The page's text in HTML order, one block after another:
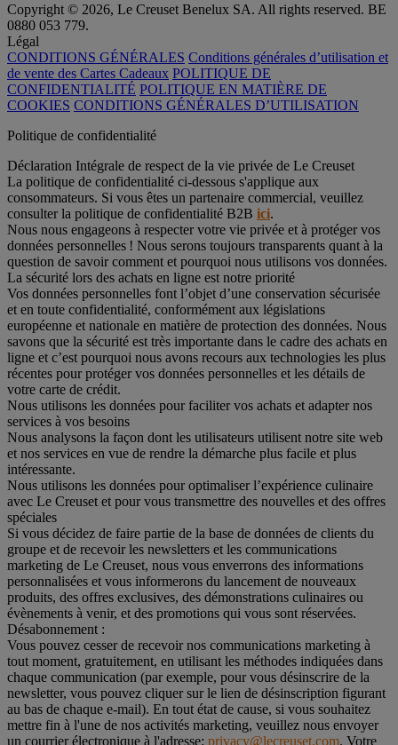
Copyright © 2026, Le Creuset Benelux SA. All rights reserved. BE
0880 053 779.
Légal
CONDITIONS GÉNÉRALES Conditions générales d’utilisation et
de vente des Cartes Cadeaux POLITIQUE DE
CONFIDENTIALITÉ POLITIQUE EN MATIÈRE DE
COOKIES CONDITIONS GÉNÉRALES D’UTILISATION
Politique de confidentialité
Déclaration Intégrale de respect de la vie privée de Le Creuset
La politique de confidentialité ci-dessous s'applique aux
consommateurs. Si vous êtes un partenaire commercial, veuillez
consulter la politique de confidentialité B2B ici.
Nous nous engageons à respecter votre vie privée et à protéger vos
données personnelles ! Nous serons toujours transparents quant à la
question de savoir comment et pourquoi nous utilisons vos données.
La sécurité lors des achats en ligne est notre priorité
Vos données personnelles font l’objet d’une conservation sécurisée
et en toute confidentialité, conformément aux législations
européenne et nationale en matière de protection des données. Nous
savons que la sécurité est très importante dans le cadre des achats en
ligne et c’est pourquoi nous avons recours aux technologies les plus
récentes pour protéger vos données personnelles et les détails de
votre carte de crédit.
Nous utilisons les données pour faciliter vos achats et adapter nos
services à vos besoins
Nous analysons la façon dont les utilisateurs utilisent notre site web
et nos services en vue de rendre la démarche plus facile et plus
intéressante.
Nous utilisons les données pour optimaliser l’expérience culinaire
avec Le Creuset et pour vous transmettre des nouvelles et des offres
spéciales
Si vous décidez de faire partie de la base de données de clients du
groupe et de recevoir les newsletters et les communications
marketing de Le Creuset, nous vous enverrons des informations
personnalisées et vous informerons du lancement de nouveaux
produits, des offres exclusives, des démonstrations culinaires ou
évènements à venir, et des promotions qui vous sont réservées.
Désabonnement :
Vous pouvez cesser de recevoir nos communications marketing à
tout moment, gratuitement, en utilisant les méthodes indiquées dans
chaque communication (par exemple, pour vous désinscrire de la
newsletter, vous pouvez cliquer sur le lien de désinscription figurant
au bas de chaque e-mail). En tout état de cause, si vous souhaitez
mettre fin à l'une de nos activités marketing, veuillez nous envoyer
un courrier électronique à l'adresse: privacy@lecreuset.com. Votre